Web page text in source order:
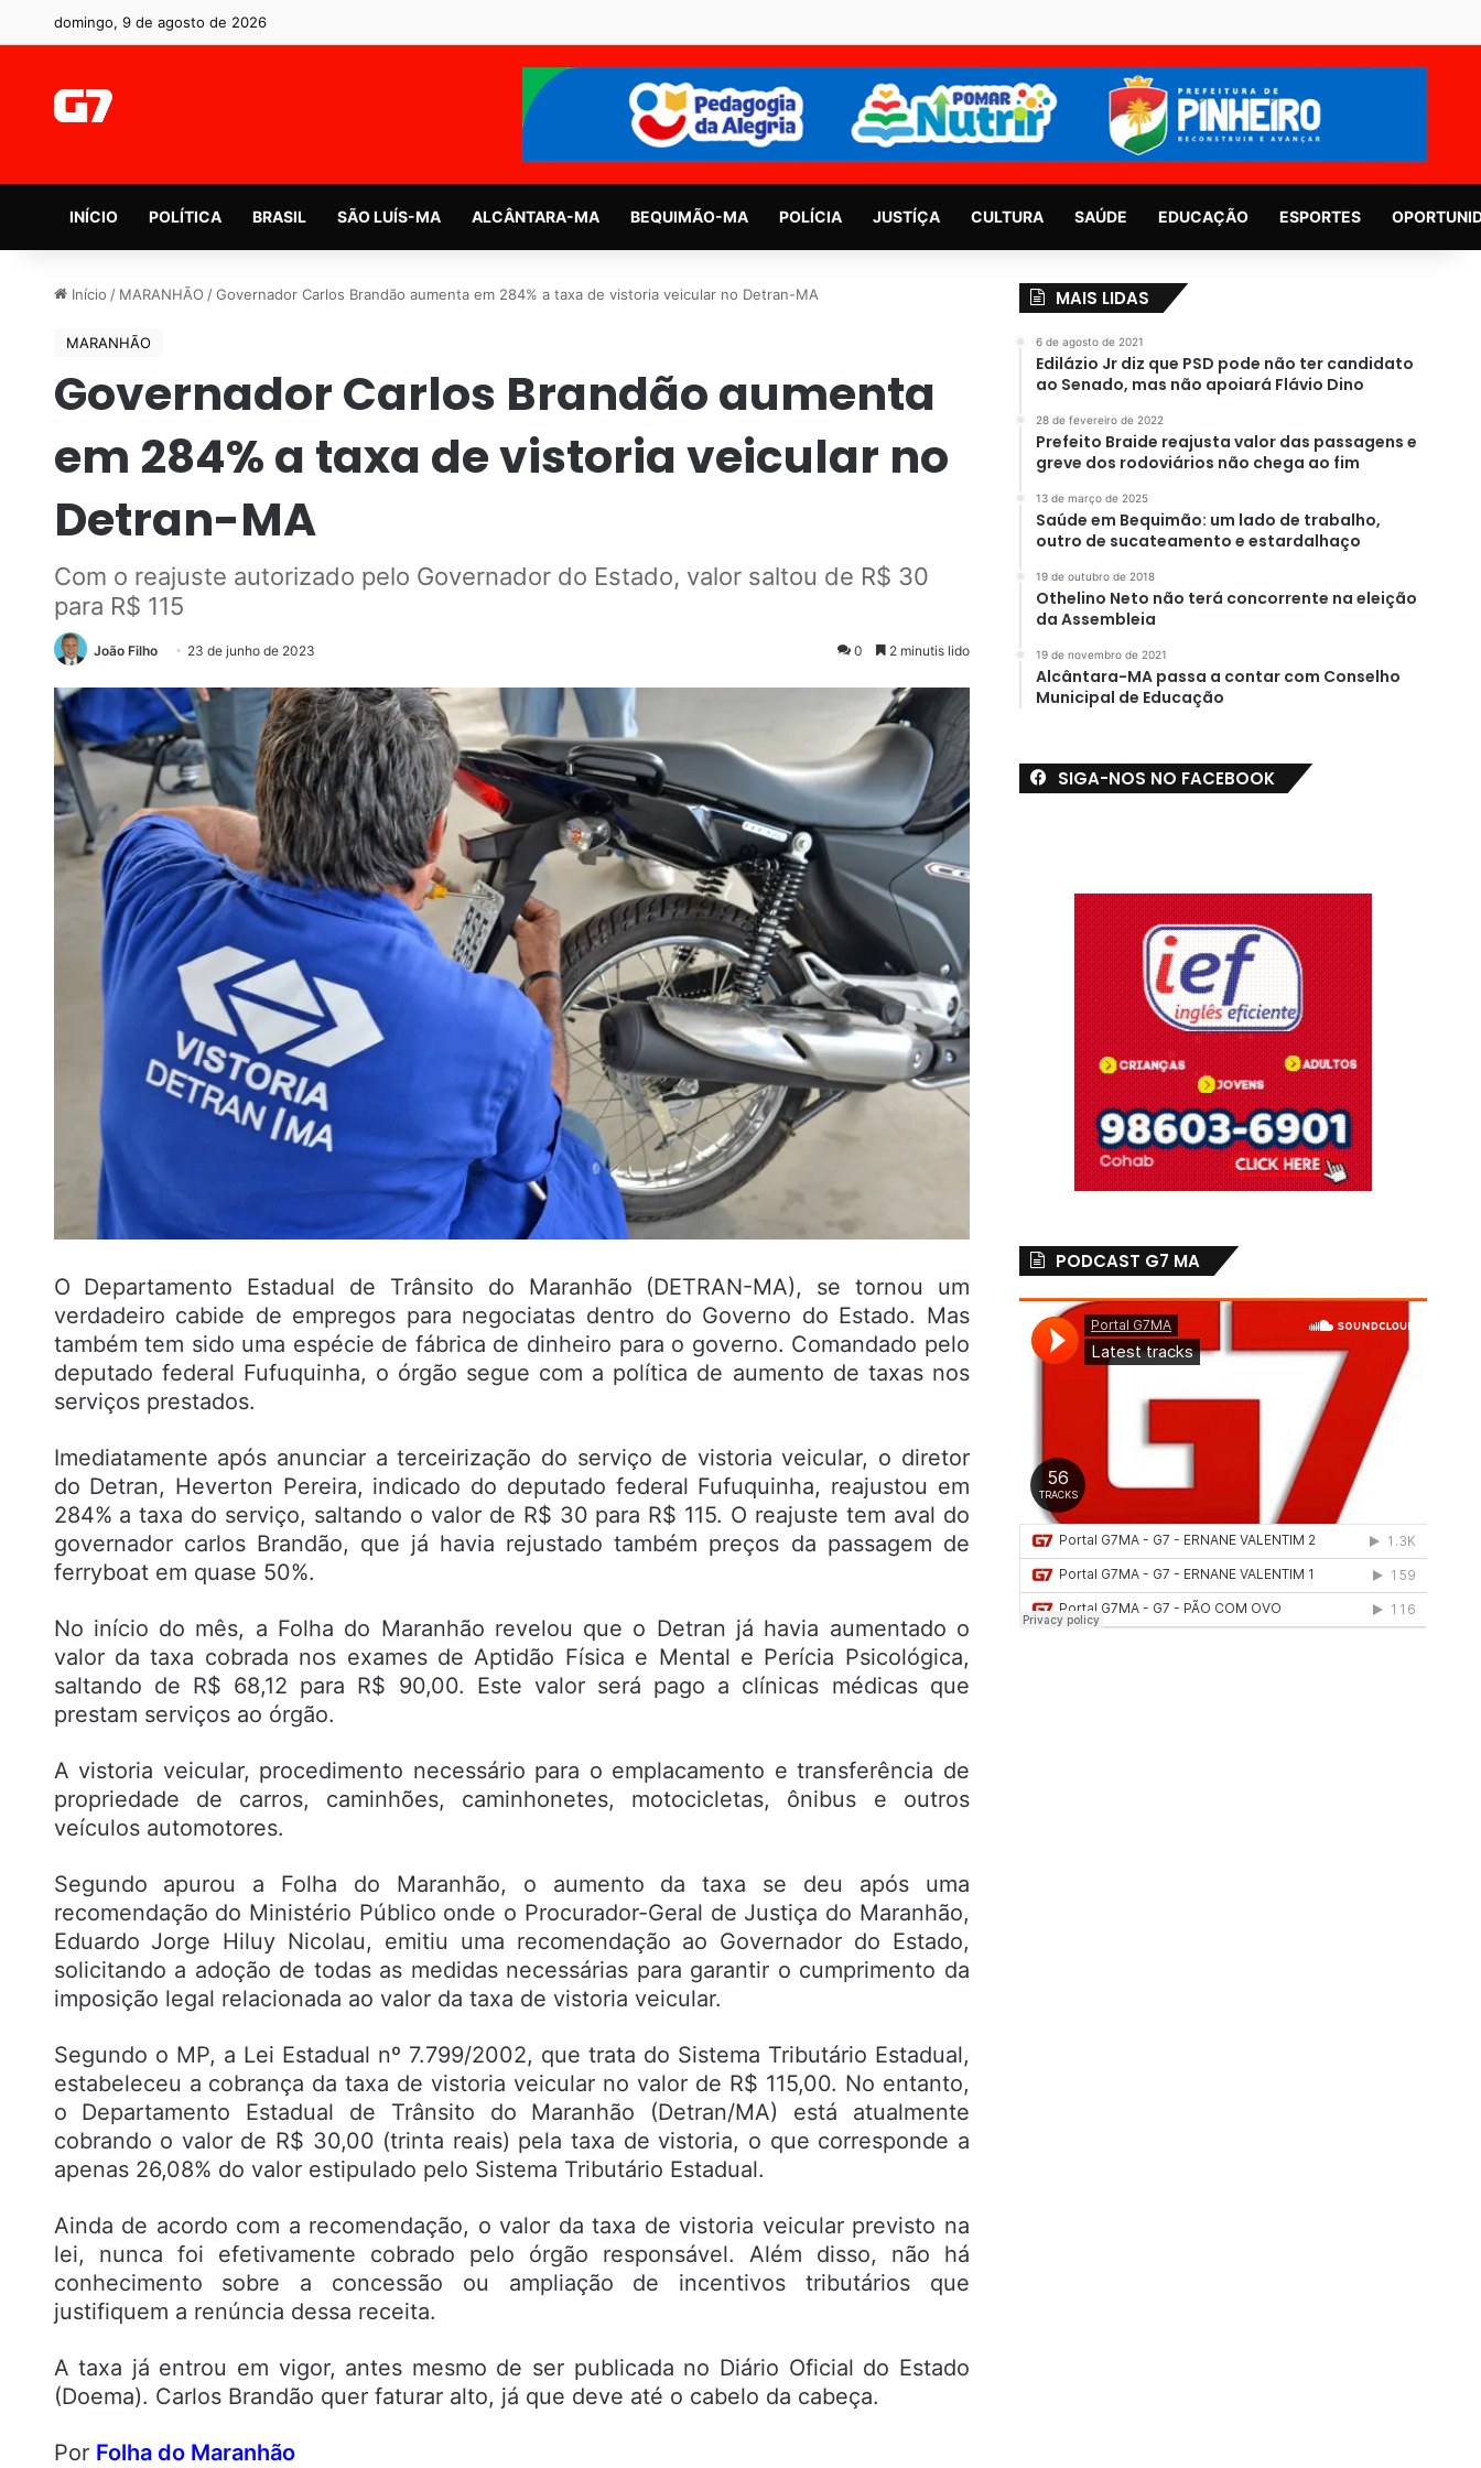
domingo, 9 de agosto de 2026
INÍCIO POLÍTICA BRASIL SÃO LUÍS-MA ALCÂNTARA-MA BEQUIMÃO-MA POLÍCIA JUSTÍÇA CULTURA SAÚDE EDUCAÇÃO ESPORTES
Início / MARANHÃO / Governador Carlos Brandão aumenta em 284% a taxa de vistoria veicular no Detran-MA
MARANHÃO
Governador Carlos Brandão aumenta
em 284% a taxa de vistoria veicular no
Detran-MA
Com o reajuste autorizado pelo Governador do Estado, valor saltou de R$ 30
para R$ 115
João Filho 23 de junho de 2023 0 2 minutis lido
O Departamento Estadual de Trânsito do Maranhão (DETRAN-MA), se tornou um
verdadeiro cabide de empregos para negociatas dentro do Governo do Estado. Mas
também tem sido uma espécie de fábrica de dinheiro para o governo. Comandado pelo
deputado federal Fufuquinha, o órgão segue com a política de aumento de taxas nos
serviços prestados.
Imediatamente após anunciar a terceirização do serviço de vistoria veicular, o diretor
do Detran, Heverton Pereira, indicado do deputado federal Fufuquinha, reajustou em
284% a taxa do serviço, saltando o valor de R$ 30 para R$ 115. O reajuste tem aval do
governador carlos Brandão, que já havia rejustado também preços da passagem de
ferryboat em quase 50%.
No início do mês, a Folha do Maranhão revelou que o Detran já havia aumentado o
valor da taxa cobrada nos exames de Aptidão Física e Mental e Perícia Psicológica,
saltando de R$ 68,12 para R$ 90,00. Este valor será pago a clínicas médicas que
prestam serviços ao órgão.
A vistoria veicular, procedimento necessário para o emplacamento e transferência de
propriedade de carros, caminhões, caminhonetes, motocicletas, ônibus e outros
veículos automotores.
Segundo apurou a Folha do Maranhão, o aumento da taxa se deu após uma
recomendação do Ministério Público onde o Procurador-Geral de Justiça do Maranhão,
Eduardo Jorge Hiluy Nicolau, emitiu uma recomendação ao Governador do Estado,
solicitando a adoção de todas as medidas necessárias para garantir o cumprimento da
imposição legal relacionada ao valor da taxa de vistoria veicular.
Segundo o MP, a Lei Estadual nº 7.799/2002, que trata do Sistema Tributário Estadual,
estabeleceu a cobrança da taxa de vistoria veicular no valor de R$ 115,00. No entanto,
o Departamento Estadual de Trânsito do Maranhão (Detran/MA) está atualmente
cobrando o valor de R$ 30,00 (trinta reais) pela taxa de vistoria, o que corresponde a
apenas 26,08% do valor estipulado pelo Sistema Tributário Estadual.
Ainda de acordo com a recomendação, o valor da taxa de vistoria veicular previsto na
lei, nunca foi efetivamente cobrado pelo órgão responsável. Além disso, não há
conhecimento sobre a concessão ou ampliação de incentivos tributários que
justifiquem a renúncia dessa receita.
A taxa já entrou em vigor, antes mesmo de ser publicada no Diário Oficial do Estado
(Doema). Carlos Brandão quer faturar alto, já que deve até o cabelo da cabeça.
Por Folha do Maranhão
MAIS LIDAS
6 de agosto de 2021
Edilázio Jr diz que PSD pode não ter candidato
ao Senado, mas não apoiará Flávio Dino
28 de fevereiro de 2022
Prefeito Braide reajusta valor das passagens e
greve dos rodoviários não chega ao fim
13 de março de 2025
Saúde em Bequimão: um lado de trabalho,
outro de sucateamento e estardalhaço
19 de outubro de 2018
Othelino Neto não terá concorrente na eleição
da Assembleia
19 de novembro de 2021
Alcântara-MA passa a contar com Conselho
Municipal de Educação
SIGA-NOS NO FACEBOOK
PODCAST G7 MA